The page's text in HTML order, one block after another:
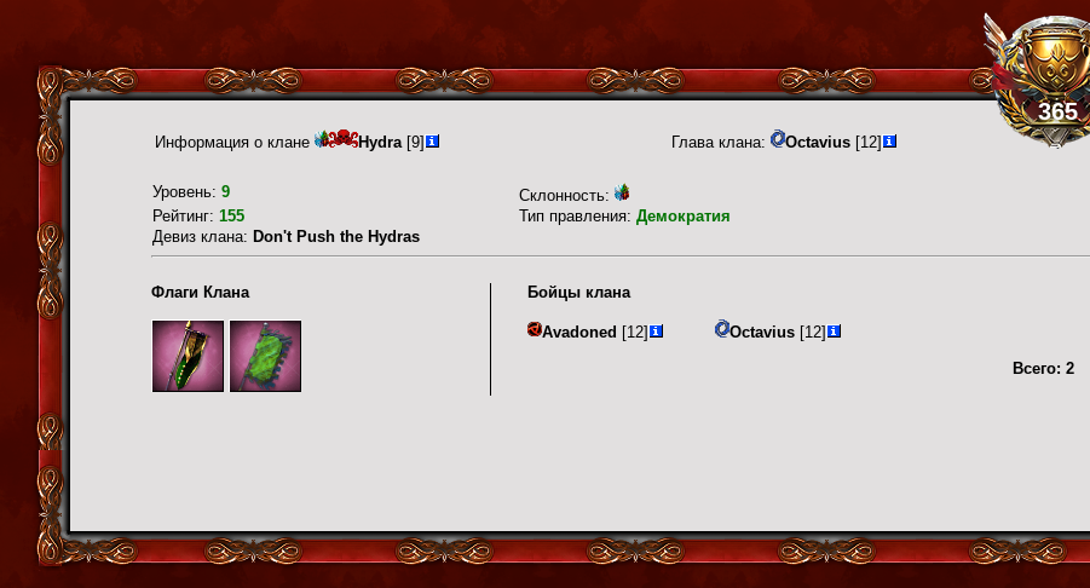
365
Информация о клане Hydra[9] Глава клана: Octavius [12]
Уровень: 9
Склонность:
Рейтинг: 155 Тип правления: Демократия
Девиз клана: Don't Push the Hydras
Флаги Клана Бойцы клана
Avadoned [12] Octavius[12]
Всего: 2